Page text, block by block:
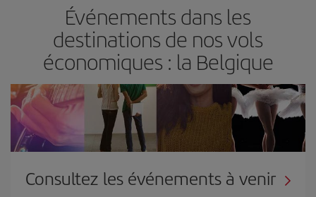
Événements dans les
destinations de nos vols
économiques : la Belgique
Consultez les événements à venir